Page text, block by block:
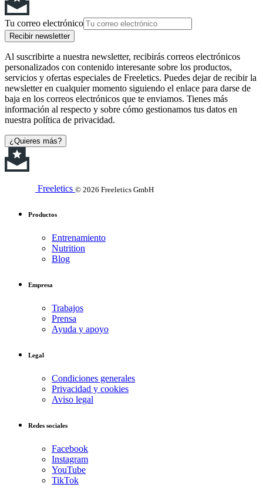
Tu correo electrónico
Recibir newsletter
Al suscribirte a nuestra newsletter, recibirás correos electrónicos
personalizados con contenido interesante sobre los productos,
servicios y ofertas especiales de Freeletics. Puedes dejar de recibir la
newsletter en cualquier momento siguiendo el enlace para darse de
baja en los correos electrónicos que te enviamos. Tienes más
información al respecto y sobre cómo gestionamos tus datos en
nuestra política de privacidad.
¿Quieres más?
Freeletics © 2026 Freeletics GmbH
Productos
Entrenamiento
Nutrition
Blog
Empresa
Trabajos
Prensa
Ayuda y apoyo
Legal
Condiciones generales
Privacidad y cookies
Aviso legal
Redes sociales
Facebook
Instagram
YouTube
TikTok